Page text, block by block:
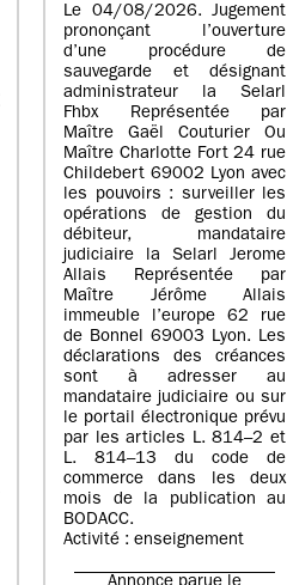
Le 04/08/2026. Jugement
prononçant l’ouverture
d’une procédure de
sauvegarde et désignant
administrateur la Selarl
Fhbx Représentée par
Maître Gaël Couturier Ou
Maître Charlotte Fort 24 rue
Childebert 69002 Lyon avec
les pouvoirs : surveiller les
opérations de gestion du
débiteur, mandataire
judiciaire la Selarl Jerome
Allais Représentée par
Maître Jérôme Allais
immeuble l’europe 62 rue
de Bonnel 69003 Lyon. Les
déclarations des créances
sont à adresser au
mandataire judiciaire ou sur
le portail électronique prévu
par les articles L. 814–2 et
L. 814–13 du code de
commerce dans les deux
mois de la publication au
BODACC.
Activité : enseignement